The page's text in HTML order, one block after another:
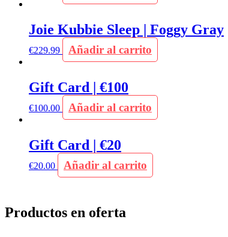
Joie Kubbie Sleep | Foggy Gray
€229.99 Añadir al carrito
Gift Card | €100
€100.00 Añadir al carrito
Gift Card | €20
€20.00 Añadir al carrito
Productos en oferta